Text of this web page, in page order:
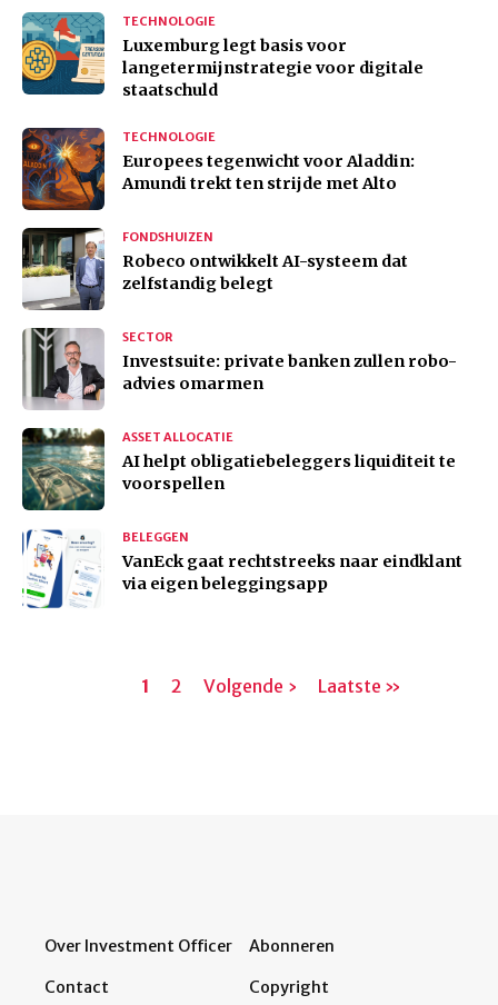
TECHNOLOGIE
Luxemburg legt basis voor
langetermijnstrategie voor digitale
staatschuld
TECHNOLOGIE
Europees tegenwicht voor Aladdin:
Amundi trekt ten strijde met Alto
FONDSHUIZEN
Robeco ontwikkelt AI-systeem dat
zelfstandig belegt
SECTOR
Investsuite: private banken zullen robo-
advies omarmen
ASSET ALLOCATIE
AI helpt obligatiebeleggers liquiditeit te
voorspellen
BELEGGEN
VanEck gaat rechtstreeks naar eindklant
via eigen beleggingsapp
PagineringHuidige
1 Pagina
2
Volgende
Volgende ›
Laatste
Laatste »
Over Investment Officer
Contact
Abonneren
Copyright